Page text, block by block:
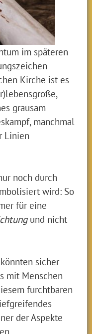
im späteren
Kirche ist es
grausam
manchmal
Linien
noch durch
wird: So
für eine
und nicht
sicher
mit Menschen
furchtbaren
der Aspekte